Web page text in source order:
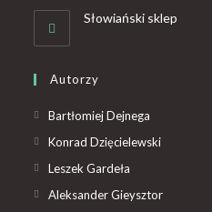
Słowiański sklep
Autorzy
Bartłomiej Dejnega
Konrad Dzięcielewski
Leszek Gardeła
Aleksander Gieysztor